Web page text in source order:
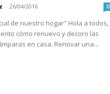
- 26/04/2016 0
hogar" Hola a todos,
cómo renuevo y decoro las
pantallas de las lámparas en casa. Renovar una...